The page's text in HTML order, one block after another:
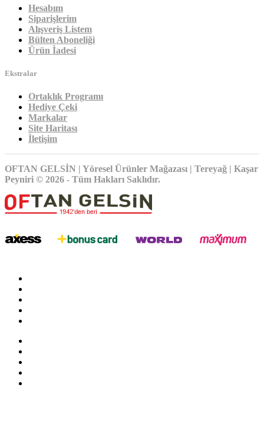
Hesabım
Siparişlerim
Alışveriş Listem
Bülten Aboneliği
Ürün İadesi
Ekstralar
Ortaklık Programı
Hediye Çeki
Markalar
Site Haritası
İletişim
OFTAN GELSİN | Yöresel Ürünler Mağazası | Tereyağ | Kaşar
Peyniri © 2026 - Tüm Hakları Saklıdır.